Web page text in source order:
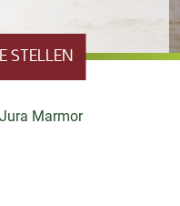
STELLEN
Jura Marmor